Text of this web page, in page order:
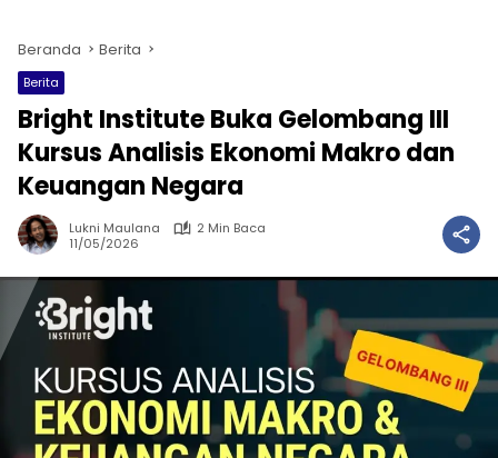
Beranda Berita
Berita
Bright Institute Buka Gelombang III
Kursus Analisis Ekonomi Makro dan
Keuangan Negara
Lukni Maulana
2 Min Baca
11/05/2026